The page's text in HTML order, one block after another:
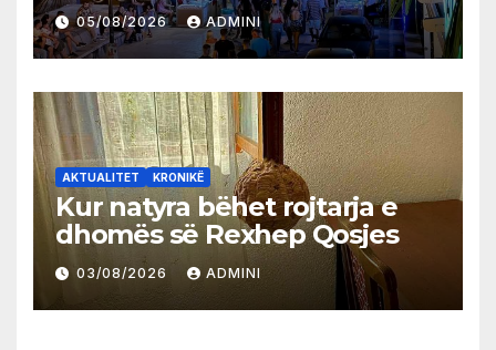
05/08/2026 ADMINI
AKTUALITET KRONIKË
Kur natyra bëhet rojtarja e
dhomës së Rexhep Qosjes
03/08/2026 ADMINI